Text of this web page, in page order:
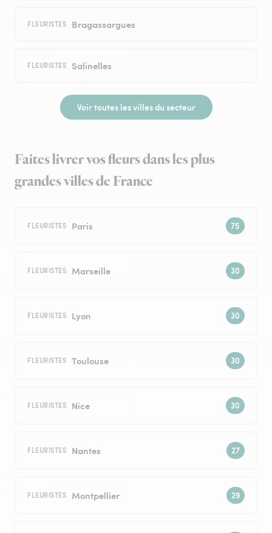
FLEURISTES Bragassargues
FLEURISTES Salinelles
Voir toutes les villes du secteur
Faites livrer vos fleurs dans les plus
grandes villes de France
FLEURISTES Paris
FLEURISTES Marseille
FLEURISTES Lyon
FLEURISTES Toulouse
FLEURISTES Nice
FLEURISTES Nantes
FLEURISTES Montpellier